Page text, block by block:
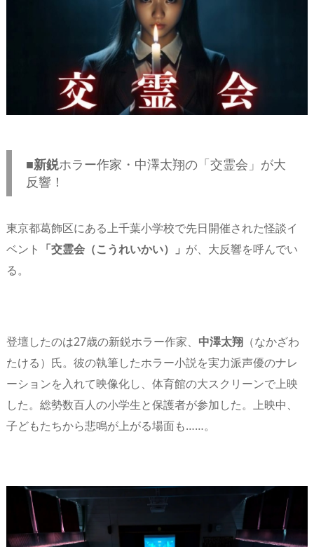
y r ar
d p.
io
■新鋭ホラー作家・中澤太翔の「交霊会」が大
反響！
東京都葛飾区にある上千葉小学校で先日開催された怪談イ
ベント 「交霊会（こうれいかい）」 が、大反響を呼んでい
る。
登壇したのは27歳の新鋭ホラー作家、 中澤太翔 （なかざわ
たける）氏。彼の執筆したホラー小説を実力派声優のナレ
ーションを入れて映像化し、体育館の大スクリーンで上映
した。総勢数百人の小学生と保護者が参加した。上映中、
子どもたちから悲鳴が上がる場面も……。